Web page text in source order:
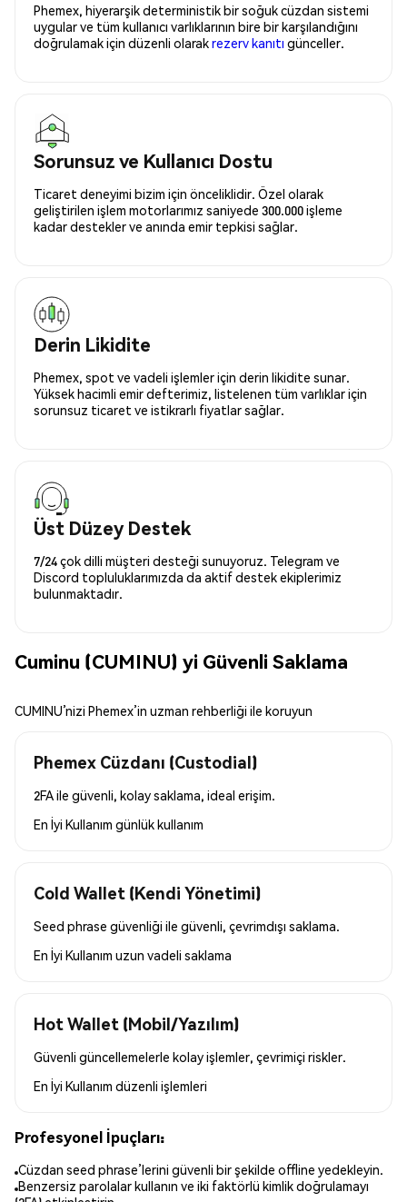
Phemex, hiyerarşik deterministik bir soğuk cüzdan sistemi
uygular ve tüm kullanıcı varlıklarının bire bir karşılandığını
doğrulamak için düzenli olarakrezerv kanıtı günceller.
Sorunsuz ve Kullanıcı Dostu
Ticaret deneyimi bizim için önceliklidir. Özel olarak
geliştirilen işlem motorlarımız saniyede 300.000 işleme
kadar destekler ve anında emir tepkisi sağlar.
Derin Likidite
Phemex, spot ve vadeli işlemler için derin likidite sunar.
Yüksek hacimli emir defterimiz, listelenen tüm varlıklar için
sorunsuz ticaret ve istikrarlı fiyatlar sağlar.
Üst Düzey Destek
7/24 çok dilli müşteri desteği sunuyoruz. Telegram ve
Discord topluluklarımızda da aktif destek ekiplerimiz
bulunmaktadır.
Cuminu (CUMINU) yi Güvenli Saklama
CUMINU’nizi Phemex’in uzman rehberliği ile koruyun
Phemex Cüzdanı (Custodial)
2FA ile güvenli, kolay saklama, ideal erişim.
En İyi Kullanım günlük kullanım
Cold Wallet (Kendi Yönetimi)
Seed phrase güvenliği ile güvenli, çevrimdışı saklama.
En İyi Kullanım uzun vadeli saklama
Hot Wallet (Mobil/Yazılım)
Güvenli güncellemelerle kolay işlemler, çevrimiçi riskler.
En İyi Kullanım düzenli işlemleri
Profesyonel İpuçları:
Cüzdan seed phrase’lerini güvenli bir şekilde offline yedekleyin.
Benzersiz parolalar kullanın ve iki faktörlü kimlik doğrulamayı